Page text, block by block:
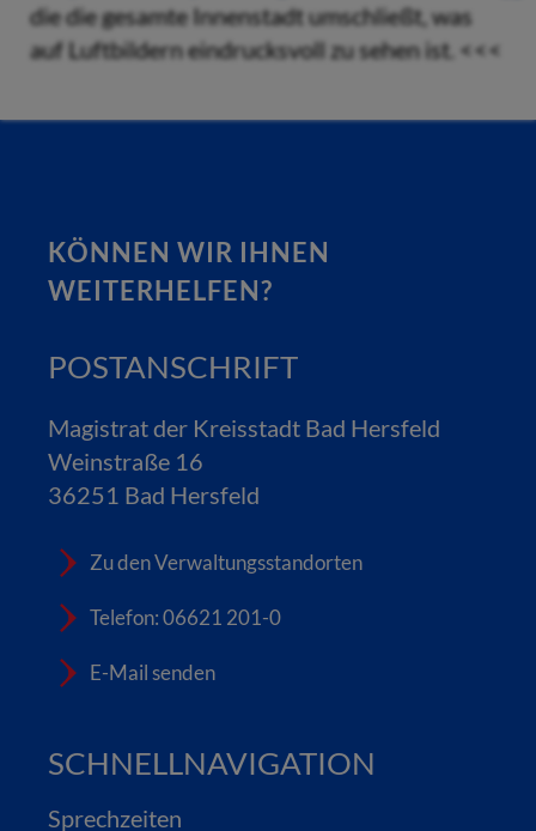
die die gesamte Innenstadt umschließt, was
auf Luftbildern eindrucksvoll zu sehen ist. <<<
KÖNNEN WIR IHNEN
WEITERHELFEN?
POSTANSCHRIFT
Magistrat der Kreisstadt Bad Hersfeld
Weinstraße 16
36251 Bad Hersfeld
Zu den Verwaltungsstandorten
Telefon: 06621 201-0
E-Mail senden
SCHNELLNAVIGATION
Sprechzeiten